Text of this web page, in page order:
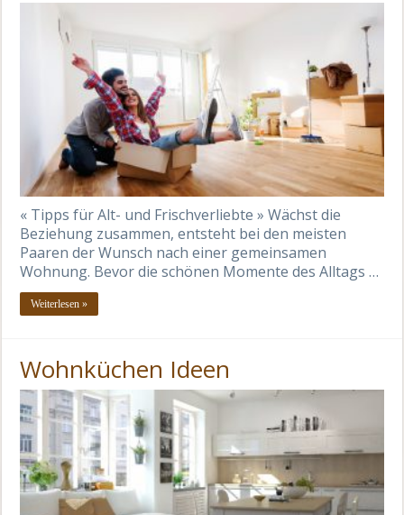
« Tipps für Alt- und Frischverliebte » Wächst die
Beziehung zusammen, entsteht bei den meisten
Paaren der Wunsch nach einer gemeinsamen
Wohnung. Bevor die schönen Momente des Alltags …
Weiterlesen »
Wohnküchen Ideen